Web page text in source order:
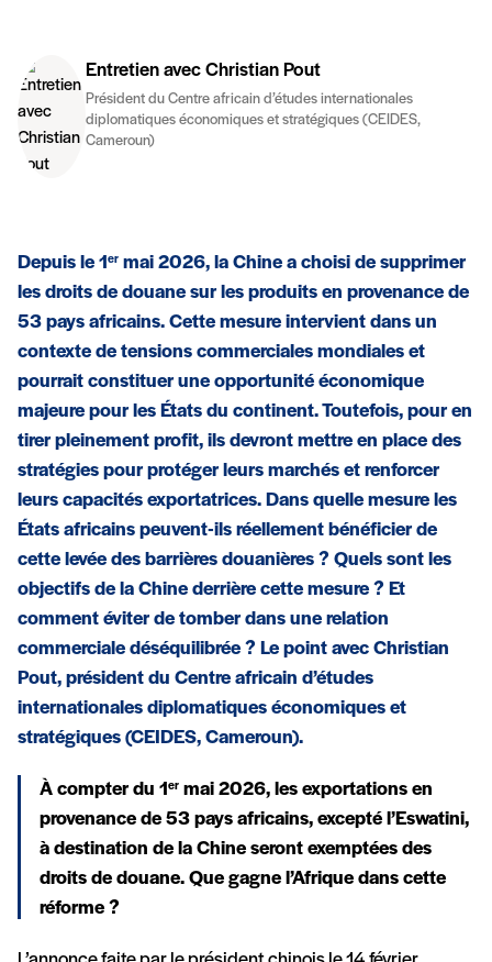
Entretien avec Christian Pout
Président du Centre africain d’études internationales
diplomatiques économiques et stratégiques (CEIDES,
Cameroun)
Depuis le 1er mai 2026, la Chine a choisi de supprimer
les droits de douane sur les produits en provenance de
53 pays africains. Cette mesure intervient dans un
contexte de tensions commerciales mondiales et
pourrait constituer une opportunité économique
majeure pour les États du continent. Toutefois, pour en
tirer pleinement profit, ils devront mettre en place des
stratégies pour protéger leurs marchés et renforcer
leurs capacités exportatrices. Dans quelle mesure les
États africains peuvent-ils réellement bénéficier de
cette levée des barrières douanières ? Quels sont les
objectifs de la Chine derrière cette mesure ? Et
comment éviter de tomber dans une relation
commerciale déséquilibrée ? Le point avec Christian
Pout, président du Centre africain d’études
internationales diplomatiques économiques et
stratégiques (CEIDES, Cameroun).
À compter du 1er mai 2026, les exportations en
provenance de 53 pays africains, excepté l’Eswatini,
à destination de la Chine seront exemptées des
droits de douane. Que gagne l’Afrique dans cette
réforme ?